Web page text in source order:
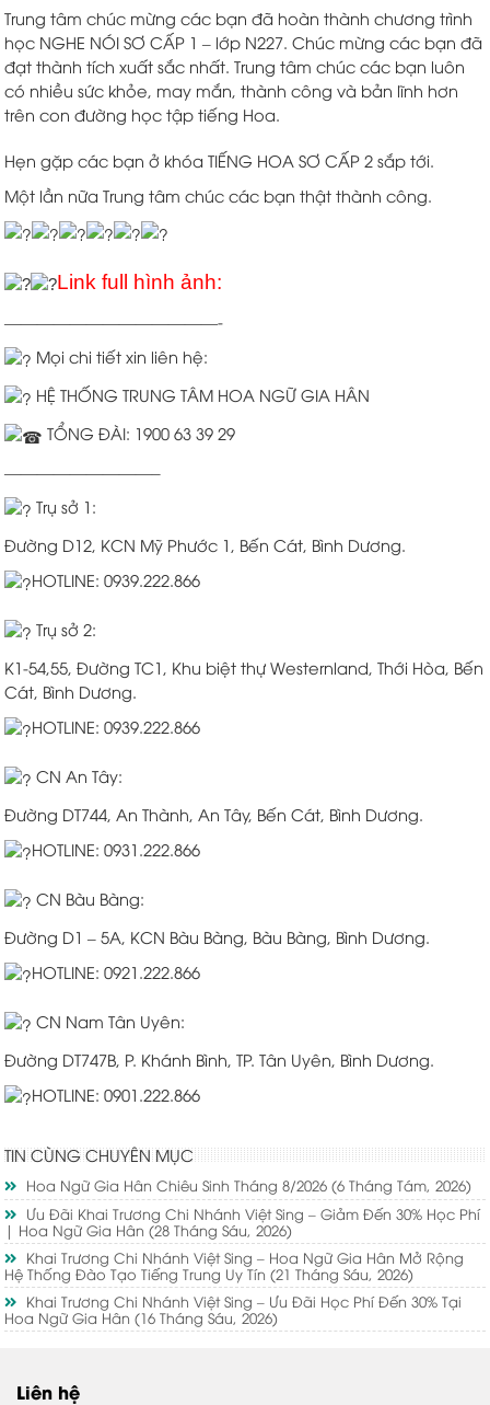
Trung tâm chúc mừng các bạn đã hoàn thành chương trình
học NGHE NÓI SƠ CẤP 1 – lớp N227. Chúc mừng các bạn đã
đạt thành tích xuất sắc nhất. Trung tâm chúc các bạn luôn
có nhiều sức khỏe, may mắn, thành công và bản lĩnh hơn
trên con đường học tập tiếng Hoa.
Hẹn gặp các bạn ở khóa TIẾNG HOA SƠ CẤP 2 sắp tới.
Một lần nữa Trung tâm chúc các bạn thật thành công.
Link full hình ảnh:
—————————————-
Mọi chi tiết xin liên hệ:
HỆ THỐNG TRUNG TÂM HOA NGỮ GIA HÂN
TỔNG ĐÀI: 1900 63 39 29
—————————–
Trụ sở 1:
Đường D12, KCN Mỹ Phước 1, Bến Cát, Bình Dương.
HOTLINE: 0939.222.866
Trụ sở 2:
K1-54,55, Đường TC1, Khu biệt thự Westernland, Thới Hòa, Bến
Cát, Bình Dương.
HOTLINE: 0939.222.866
CN An Tây:
Đường DT744, An Thành, An Tây, Bến Cát, Bình Dương.
HOTLINE: 0931.222.866
CN Bàu Bàng:
Đường D1 – 5A, KCN Bàu Bàng, Bàu Bàng, Bình Dương.
HOTLINE: 0921.222.866
CN Nam Tân Uyên:
Đường DT747B, P. Khánh Bình, TP. Tân Uyên, Bình Dương.
HOTLINE: 0901.222.866
TIN CÙNG CHUYÊN MỤC
Hoa Ngữ Gia Hân Chiêu Sinh Tháng 8/2026(6 Tháng Tám, 2026)
Ưu Đãi Khai Trương Chi Nhánh Việt Sing – Giảm Đến 30% Học Phí
| Hoa Ngữ Gia Hân(28 Tháng Sáu, 2026)
Khai Trương Chi Nhánh Việt Sing – Hoa Ngữ Gia Hân Mở Rộng
Hệ Thống Đào Tạo Tiếng Trung Uy Tín(21 Tháng Sáu, 2026)
Khai Trương Chi Nhánh Việt Sing – Ưu Đãi Học Phí Đến 30% Tại
Hoa Ngữ Gia Hân(16 Tháng Sáu, 2026)
Liên hệ